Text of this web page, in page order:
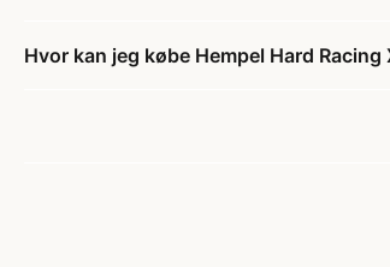
Hvor kan jeg købe Hempel Hard